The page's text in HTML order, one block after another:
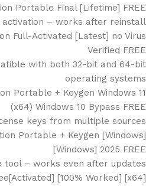
Portable Final [Lifetime] FREE
activation – works after reinstall
Full-Activated [Latest] no Virus
Verified FREE
with both 32-bit and 64-bit
operating systems
Portable + Keygen Windows 11
(x64) Windows 10 Bypass FREE
keys from multiple sources
Portable + Keygen [Windows]
[Windows] 2025 FREE
tool – works even after updates
[100% Worked] [x64]